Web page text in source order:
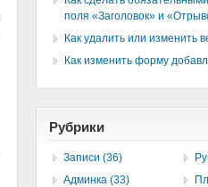
поля «Заголовок» и
Как удалить или изменить
Как изменить форму
Рубрики
Записи (36)
Админка (33)